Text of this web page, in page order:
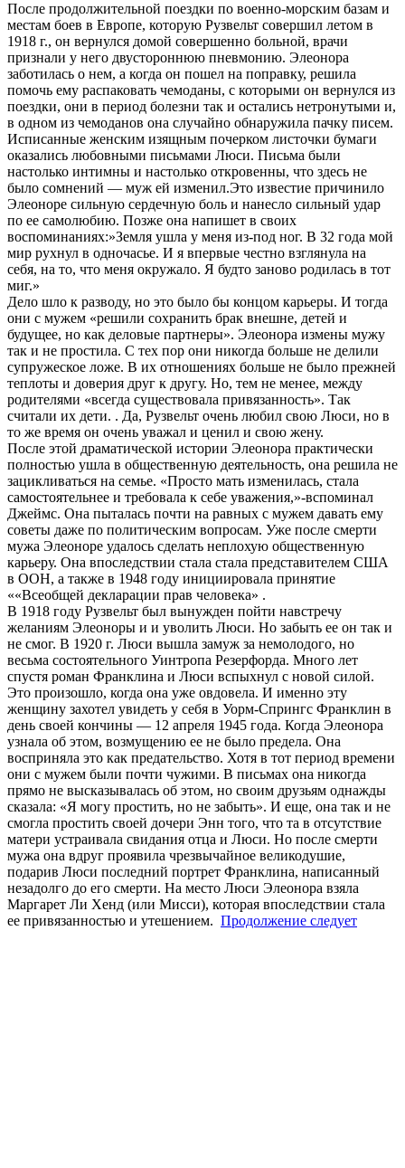
После продолжительной поездки по военно-морским базам и
местам боев в Европе, которую Рузвельт совершил летом в
1918 г., он вернулся домой совершенно больной, врачи
признали у него двустороннюю пневмонию. Элеонора
заботилась о нем, а когда он пошел на поправку, решила
помочь ему распаковать чемоданы, с которыми он вернулся из
поездки, они в период болезни так и остались нетронутыми и,
в одном из чемоданов она случайно обнаружила пачку писем.
Исписанные женским изящным почерком листочки бумаги
оказались любовными письмами Люси. Письма были
настолько интимны и настолько откровенны, что здесь не
было сомнений — муж ей изменил.Это известие причинило
Элеоноре сильную сердечную боль и нанесло сильный удар
по ее самолюбию. Позже она напишет в своих
воспоминаниях:»Земля ушла у меня из-под ног. В 32 года мой
мир рухнул в одночасье. И я впервые честно взглянула на
себя, на то, что меня окружало. Я будто заново родилась в тот
миг.»
Дело шло к разводу, но это было бы концом карьеры. И тогда
они с мужем «решили сохранить брак внешне, детей и
будущее, но как деловые партнеры». Элеонора измены мужу
так и не простила. С тех пор они никогда больше не делили
супружеское ложе. В их отношениях больше не было прежней
теплоты и доверия друг к другу. Но, тем не менее, между
родителями «всегда существовала привязанность». Так
считали их дети. . Да, Рузвельт очень любил свою Люси, но в
то же время он очень уважал и ценил и свою жену.
После этой драматической истории Элеонора практически
полностью ушла в общественную деятельность, она решила не
зацикливаться на семье. «Просто мать изменилась, стала
самостоятельнее и требовала к себе уважения,»-вспоминал
Джеймс. Она пыталась почти на равных с мужем давать ему
советы даже по политическим вопросам. Уже после смерти
мужа Элеоноре удалось сделать неплохую общественную
карьеру. Она впоследствии стала стала представителем США
в ООН, а также в 1948 году инициировала принятие
««Всеобщей декларации прав человека» .
В 1918 году Рузвельт был вынужден пойти навстречу
желаниям Элеоноры и и уволить Люси. Но забыть ее он так и
не смог. В 1920 г. Люси вышла замуж за немолодого, но
весьма состоятельного Уинтропа Резерфорда. Много лет
спустя роман Франклина и Люси вспыхнул с новой силой.
Это произошло, когда она уже овдовела. И именно эту
женщину захотел увидеть у себя в Уорм-Спрингс Франклин в
день своей кончины — 12 апреля 1945 года. Когда Элеонора
узнала об этом, возмущению ее не было предела. Она
восприняла это как предательство. Хотя в тот период времени
они с мужем были почти чужими. В письмах она никогда
прямо не высказывалась об этом, но своим друзьям однажды
сказала: «Я могу простить, но не забыть». И еще, она так и не
смогла простить своей дочери Энн того, что та в отсутствие
матери устраивала свидания отца и Люси. Но после смерти
мужа она вдруг проявила чрезвычайное великодушие,
подарив Люси последний портрет Франклина, написанный
незадолго до его смерти. На место Люси Элеонора взяла
Маргарет Ли Хенд (или Мисси), которая впоследствии стала
ее привязанностью и утешением. Продолжение следует